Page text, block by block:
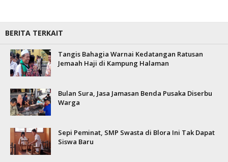
BERITA TERKAIT
Tangis Bahagia Warnai Kedatangan Ratusan
Jemaah Haji di Kampung Halaman
Bulan Sura, Jasa Jamasan Benda Pusaka Diserbu
Warga
Sepi Peminat, SMP Swasta di Blora Ini Tak Dapat
Siswa Baru